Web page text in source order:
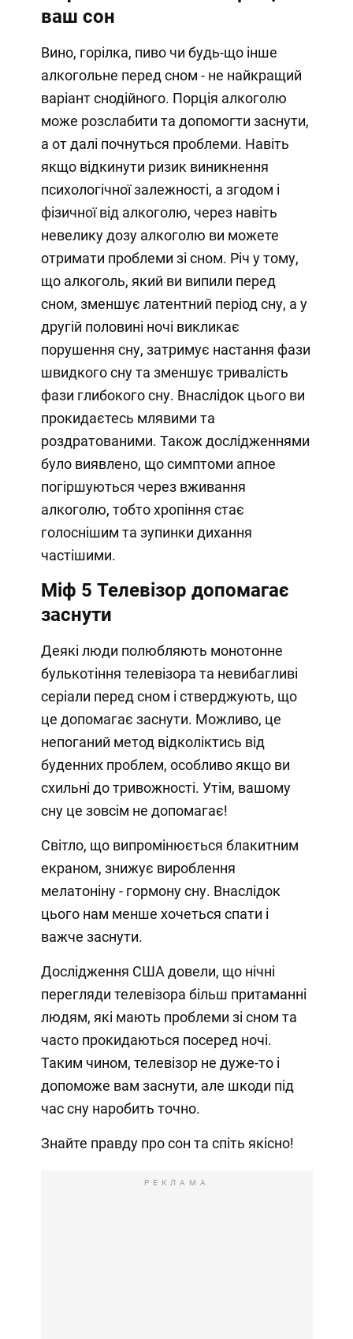
ваш сон
Вино, горілка, пиво чи будь-що інше
алкогольне перед сном - не найкращий
варіант снодійного. Порція алкоголю
може розслабити та допомогти заснути,
а от далі почнуться проблеми. Навіть
якщо відкинути ризик виникнення
психологічної залежності, а згодом і
фізичної від алкоголю, через навіть
невелику дозу алкоголю ви можете
отримати проблеми зі сном. Річ у тому,
що алкоголь, який ви випили перед
сном, зменшує латентний період сну, а у
другій половині ночі викликає
порушення сну, затримує настання фази
швидкого сну та зменшує тривалість
фази глибокого сну. Внаслідок цього ви
прокидаєтесь млявими та
роздратованими. Також дослідженнями
було виявлено, що симптоми апное
погіршуються через вживання
алкоголю, тобто хропіння стає
голоснішим та зупинки дихання
частішими.
Міф 5 Телевізор допомагає
заснути
Деякі люди полюбляють монотонне
булькотіння телевізора та невибагливі
серіали перед сном і стверджують, що
це допомагає заснути. Можливо, це
непоганий метод відколіктись від
буденних проблем, особливо якщо ви
схильні до тривожності. Утім, вашому
сну це зовсім не допомагає!
Світло, що випромінюється блакитним
екраном, знижує вироблення
мелатоніну - гормону сну. Внаслідок
цього нам менше хочеться спати і
важче заснути.
Дослідження США довели, що нічні
перегляди телевізора більш притаманні
людям, які мають проблеми зі сном та
часто прокидаються посеред ночі.
Таким чином, телевізор не дуже-то і
допоможе вам заснути, але шкоди під
час сну наробить точно.
Знайте правду про сон та спіть якісно!
РЕКЛАМА